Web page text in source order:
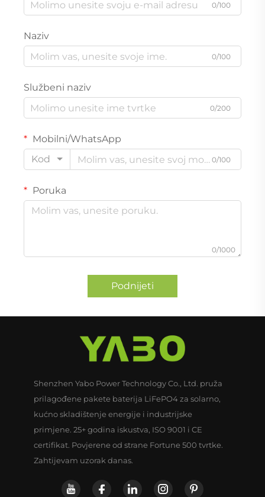
0/100
Naziv
0/100
Službeni naziv
0/200
Mobilni/WhatsApp
Kod
0/100
Poruka
0/1000
Podnijeti
Shenzhen Yabo Power Technology Co., Ltd. pruža
prilagođene pakete baterija LiFePO4 za solarno,
kućno skladištenje energije i industrijske
primjene. 25+ godina iskustva, ISO 9001 i CE
certifikat. Povjerene od strane Fortune 500 tvrtke.
Zahtijevam uzorak danas.